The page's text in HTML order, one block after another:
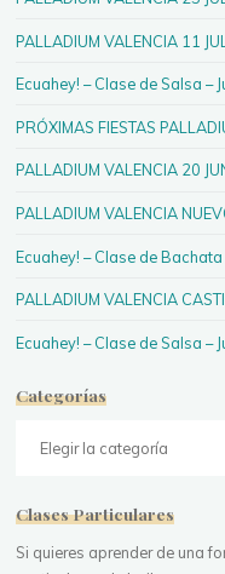
PALLADIUM VALENCIA 11
Ecuahey! – Clase de Salsa –
PRÓXIMAS FIESTAS
PALLADIUM VALENCIA 20
PALLADIUM VALENCIA
Ecuahey! – Clase de Bachata
PALLADIUM VALENCIA
Ecuahey! – Clase de Salsa –
Categorías
Clases Particulares
Si quieres aprender de una